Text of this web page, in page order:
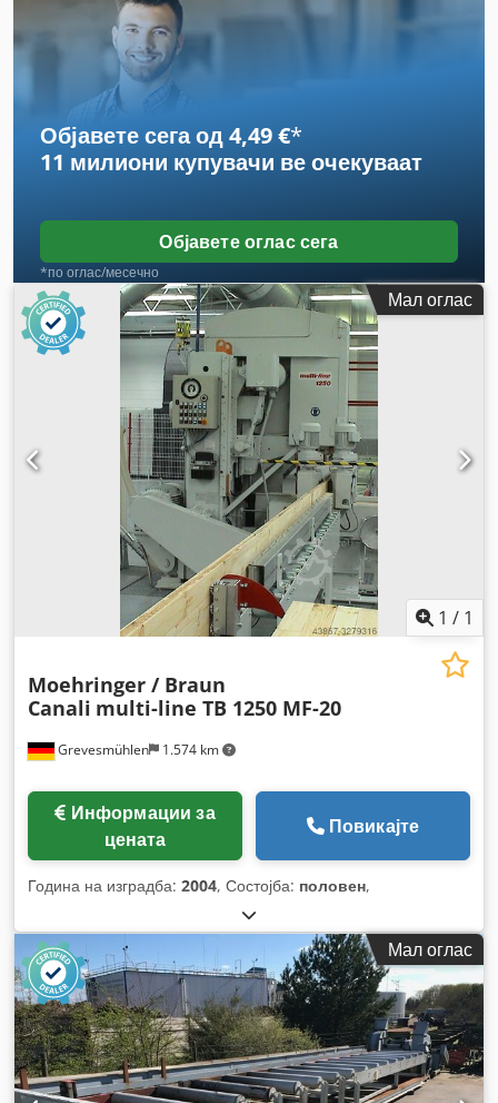
Објавете сега од 4,49 €*
11 милиони купувачи ве очекуваат
Објавете оглас сега
*по оглас/месечно
Мал оглас
1 / 1
Grevesmühlen 1.574 km
Moehringer / Braun
Canali multi-line TB 1250 MF-20
цената
Повикајте
Година на изградба: 2004, Состојба: половен,
Мал оглас